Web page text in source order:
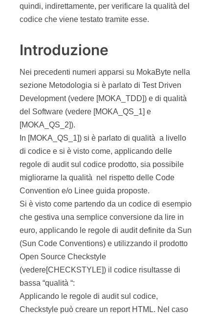
quindi, indirettamente, per verificare la qualità del
codice che viene testato tramite esse.
Introduzione
Nei precedenti numeri apparsi su MokaByte nella
sezione Metodologia si è parlato di Test Driven
Development (vedere [MOKA_TDD]) e di qualità
del Software (vedere [MOKA_QS_1] e
[MOKA_QS_2]).
In [MOKA_QS_1]) si è parlato di qualità a livello
di codice e si è visto come, applicando delle
regole di audit sul codice prodotto, sia possibile
migliorarne la qualità nel rispetto delle Code
Convention e/o Linee guida proposte.
Si è visto come partendo da un codice di esempio
che gestiva una semplice conversione da lire in
euro, applicando le regole di audit definite da Sun
(Sun Code Conventions) e utilizzando il prodotto
Open Source Checkstyle
(vedere[CHECKSTYLE]) il codice risultasse di
bassa “qualità “:
Applicando le regole di audit sul codice,
Checkstyle può creare un report HTML. Nel caso